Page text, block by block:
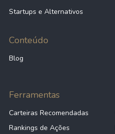
Startups e Alternativos
Conteúdo
Blog
Ferramentas
Carteiras Recomendadas
Rankings de Ações